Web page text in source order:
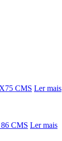
CMS Ler mais
CMS Ler mais